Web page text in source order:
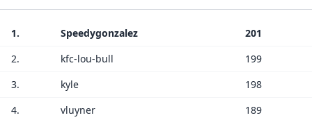
1. Speedygonzalez
201
2.
kfc-lou-bull
199
3.
kyle
198
4.
vluyner
189